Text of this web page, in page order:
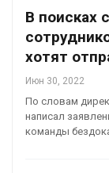
В поисках
хотят
Июн 30, 2022
По словам
написал
команды